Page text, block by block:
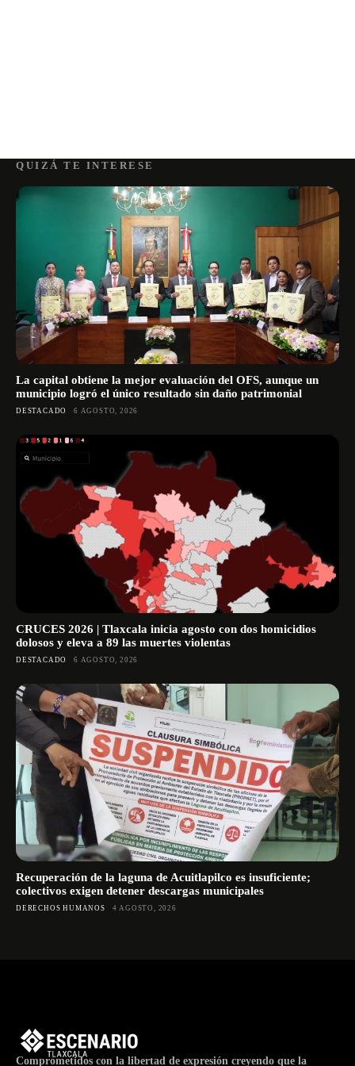
QUIZÁ TE INTERESE
La capital obtiene la mejor evaluación del OFS, aunque un
municipio logró el único resultado sin daño patrimonial
DESTACADO 6 AGOSTO, 2026
CRUCES 2026 | Tlaxcala inicia agosto con dos homicidios
dolosos y eleva a 89 las muertes violentas
DESTACADO 6 AGOSTO, 2026
Recuperación de la laguna de Acuitlapilco es insuficiente;
colectivos exigen detener descargas municipales
DERECHOS HUMANOS 4 AGOSTO, 2026
Comprometidos con la libertad de expresión creyendo que la